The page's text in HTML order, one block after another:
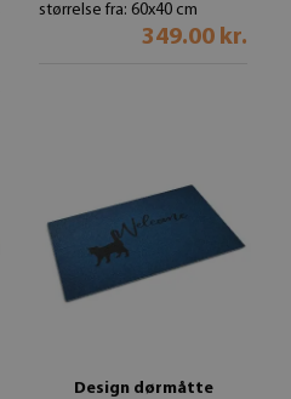
størrelse fra: 60x40 cm
349.00 kr.
Design dørmåtte